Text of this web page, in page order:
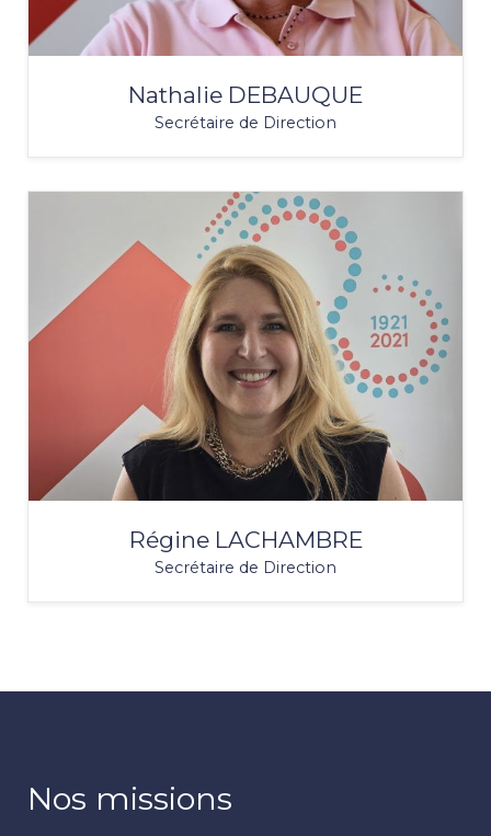
Nathalie DEBAUQUE
Secrétaire de Direction
Régine LACHAMBRE
Secrétaire de Direction
Nos missions